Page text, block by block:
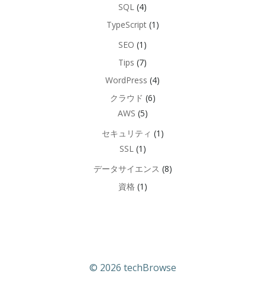
SQL (4)
TypeScript(1)
SEO (1)
Tips (7)
WordPress (4)
クラウド (6)
AWS (5)
セキュリティ (1)
SSL (1)
データサイエンス (8)
資格 (1)
© 2026 techBrowse